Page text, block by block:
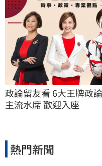
政論留友看 6大王牌政
主流水席 歡迎入座
熱門新聞